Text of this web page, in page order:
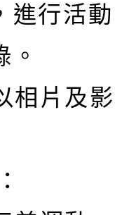
進行活
片及影